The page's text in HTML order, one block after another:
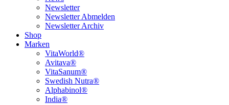
Newsletter
Newsletter Abmelden
Newsletter Archiv
Shop
Marken
VitaWorld®
Avitava®
VitaSanum®
Swedish Nutra®
Alphabinol®
India®